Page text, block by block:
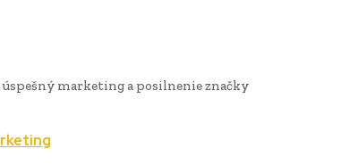
marketing a posilnenie značky